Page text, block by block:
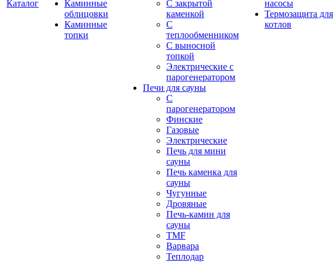
Каталог
Каминные
облицовки
Каминные
топки
С закрытой
каменкой
С
теплообменником
С выносной
топкой
Электрические с
парогенератором
Печи для сауны
С
парогенератором
Финские
Газовые
Электрические
Печь для мини
сауны
Печь каменка для
сауны
Чугунные
Дровяные
Печь-камин для
сауны
TMF
Варвара
Теплодар
насосы
Термозащита для
котлов